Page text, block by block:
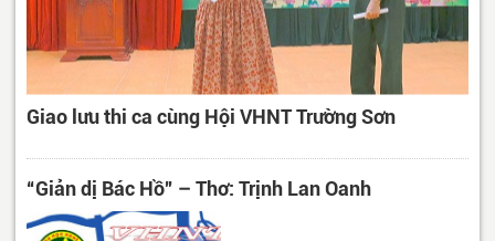
Giao lưu thi ca cùng Hội VHNT Trường Sơn
“Giản dị Bác Hồ” – Thơ: Trịnh Lan Oanh